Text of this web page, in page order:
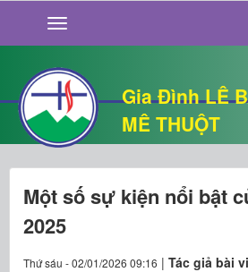
Gia Đình LÊ
MÊ THUỘT
GIỚI THIỆU
TIN TỨC
SỐNG ĐẠO
CHUYỆN NHÀ
QUÁN VĂN
THƯ GIÃN
Một số sự kiện nổi bật
2025
Thứ sáu - 02/01/2026 09:16 | Tác giả bài